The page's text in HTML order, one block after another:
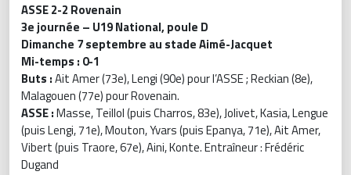
ASSE 2-2 Rovenain
3e journée – U19 National, poule D
Dimanche 7 septembre au stade Aimé-Jacquet
Mi-temps : 0-1
Buts :Ait Amer (73e), Lengi (90e) pour l’ASSE ; Reckian (8e),
Malagouen (77e) pour Rovenain.
ASSE :Masse, Teillol (puis Charros, 83e), Jolivet, Kasia, Lengue
(puis Lengi, 71e), Mouton, Yvars (puis Epanya, 71e), Ait Amer,
Vibert (puis Traore, 67e), Aini, Konte. Entraîneur : Frédéric
Dugand